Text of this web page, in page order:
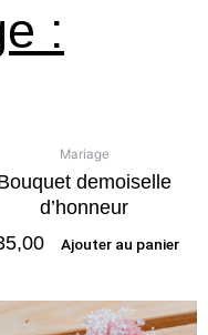
:
Mariage
demoiselle
d’honneur
Ajouter au panier